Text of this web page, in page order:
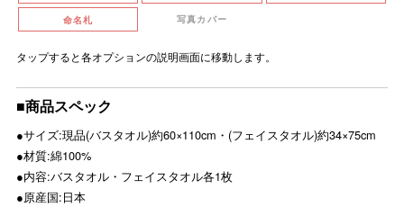
命名札 写真カバー
タップすると各オプションの説明画面に移動します。
■商品スペック
●サイズ:現品(バスタオル)約60×110cm・(フェイスタオル)約34×75cm
●材質:綿100%
●内容:バスタオル・フェイスタオル各1枚
●原産国:日本